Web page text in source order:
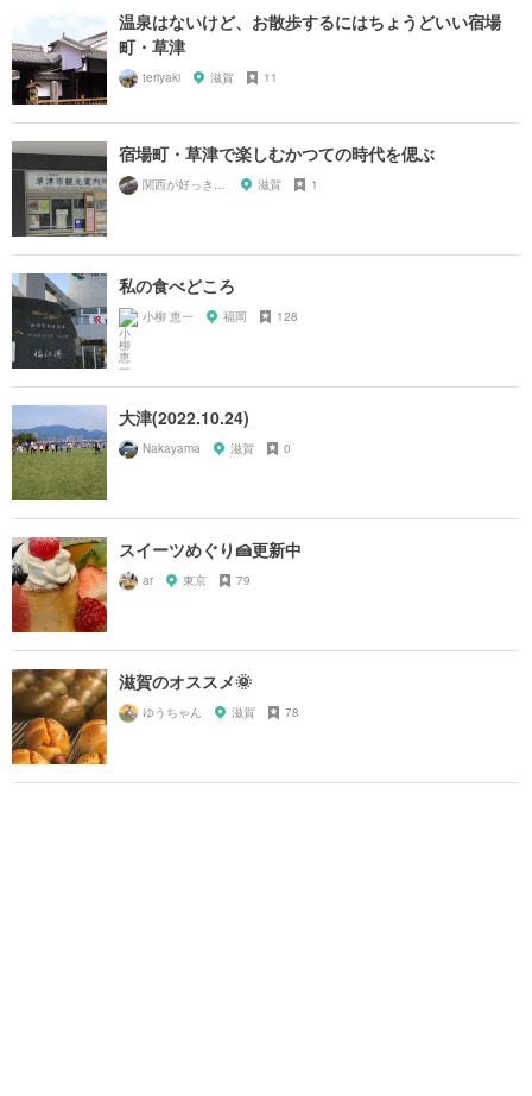
温泉はないけど、お散歩するにはちょうどいい宿場
町・草津
teriyaki 滋賀 11
宿場町・草津で楽しむかつての時代を偲ぶ
関西が好っきゃねん 滋賀 1
私の食べどころ
小柳 恵一 福岡 128
大津(2022.10.24)
Nakayama 滋賀 0
スイーツめぐり🍰更新中
ar 東京 79
滋賀のオススメ🌞
ゆうちゃん 滋賀 78